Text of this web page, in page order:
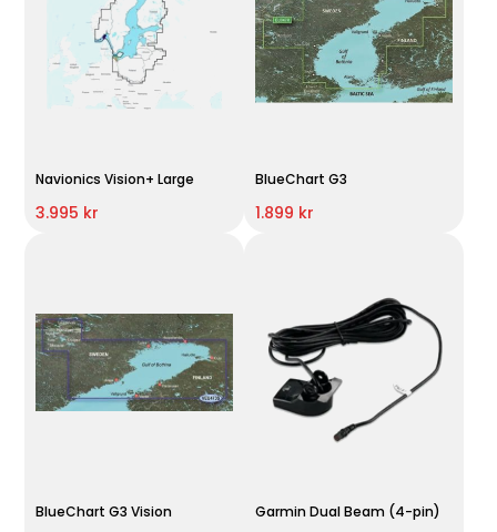
Navionics Vision+ Large
3.995 kr
BlueChart G3
1.899 kr
BlueChart G3 Vision Garmin Dual Beam (4-pin)